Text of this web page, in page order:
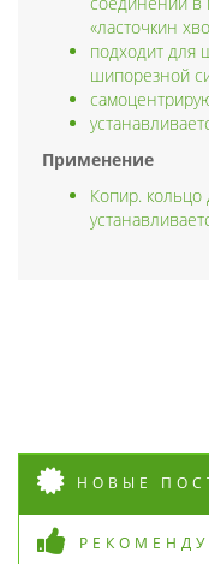
«ласточкин
подходит для
шипорезной
Применение
Копир.
НОВЫЕ